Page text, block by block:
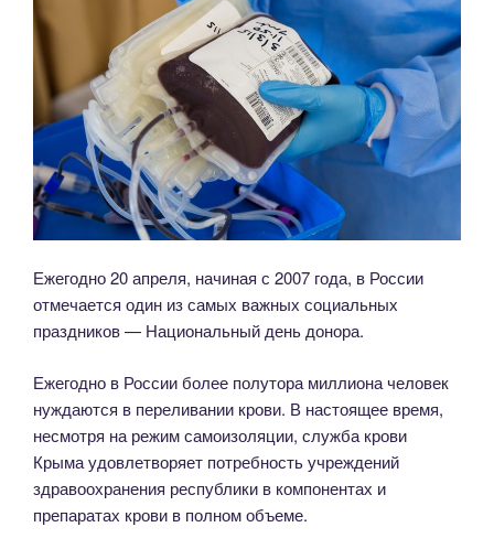
Ежегодно 20 апреля, начиная с 2007 года, в России
отмечается один из самых важных социальных
праздников — Национальный день донора.
Ежегодно в России более полутора миллиона человек
нуждаются в переливании крови. В настоящее время,
несмотря на режим самоизоляции, служба крови
Крыма удовлетворяет потребность учреждений
здравоохранения республики в компонентах и
препаратах крови в полном объеме.